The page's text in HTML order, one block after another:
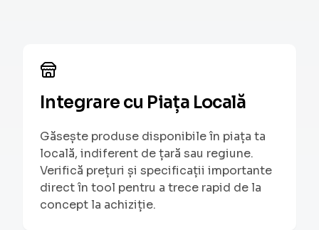
Integrare cu Piața Locală
Găsește produse disponibile în piața ta
locală, indiferent de țară sau regiune.
Verifică prețuri și specificații importante
direct în tool pentru a trece rapid de la
concept la achiziție.